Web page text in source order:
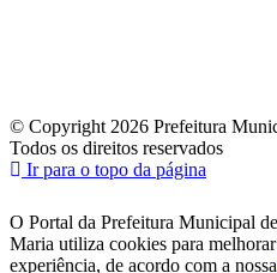
© Copyright 2026 Prefeitura
Todos os direitos reservados
Ir para o topo da página
O Portal da Prefeitura Municipal
Maria utiliza cookies para melhorar
experiência, de acordo com a nossa